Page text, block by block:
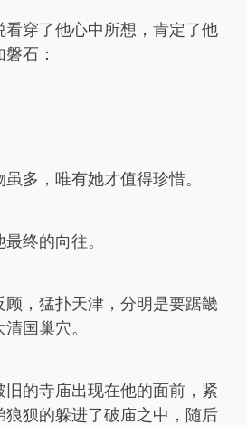
看穿了他心中所想，肯定了他
石：
多，唯有她才值得珍惜。
终的向往。
顾，猛扑天津，分明是要踞畿
国巢穴。
旧的寺庙出现在他的面前，紧
狼狈的躲进了破庙之中，随后